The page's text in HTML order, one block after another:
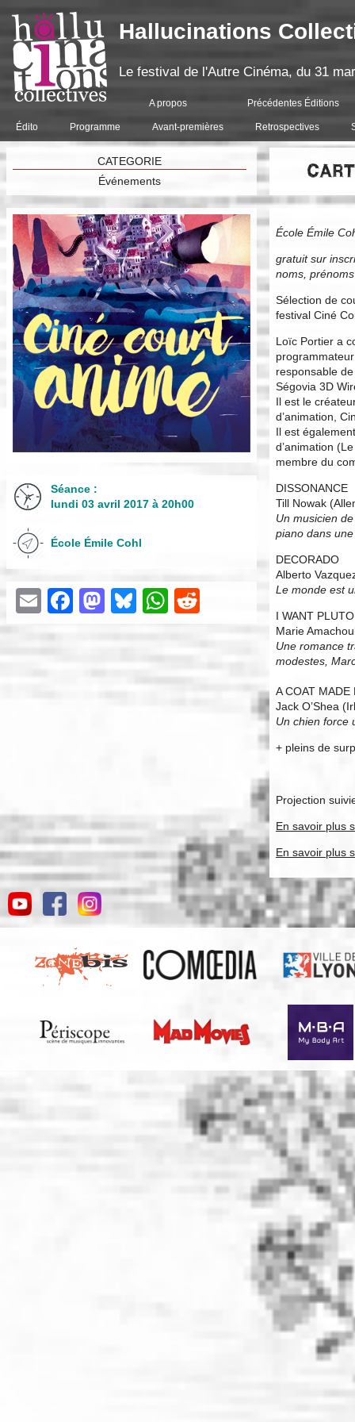
Hallucinations
Le festival de l'Autre Cinéma, du 31
A propos Précédentes Éditions
Édito Programme Avant-premières Retrospectives
CATEGORIE
Événements
Séance :
lundi 03 avril 2017 à 20h00
École Émile Cohl
EmailFacebook
Mastodon
Bluesky
WhatsApp
École Émile
gratuit sur
noms,
Sélection de
festival Ciné
Loïc Portier a
responsable
Ségovia 3D
Il est le
d’animation,
Il est
d’animation
membre du
DISSONANCE
Till Nowak
Un musicien
piano dans
DECORADO
Alberto
Le monde est
I WANT
Marie
Une romance
modestes,
A COAT MADE
Jack O’Shea
Un chien force
+ pleins de
Projection
En savoir plus
En savoir plus